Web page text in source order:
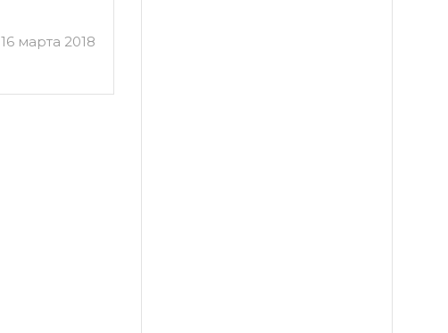
16 марта 2018